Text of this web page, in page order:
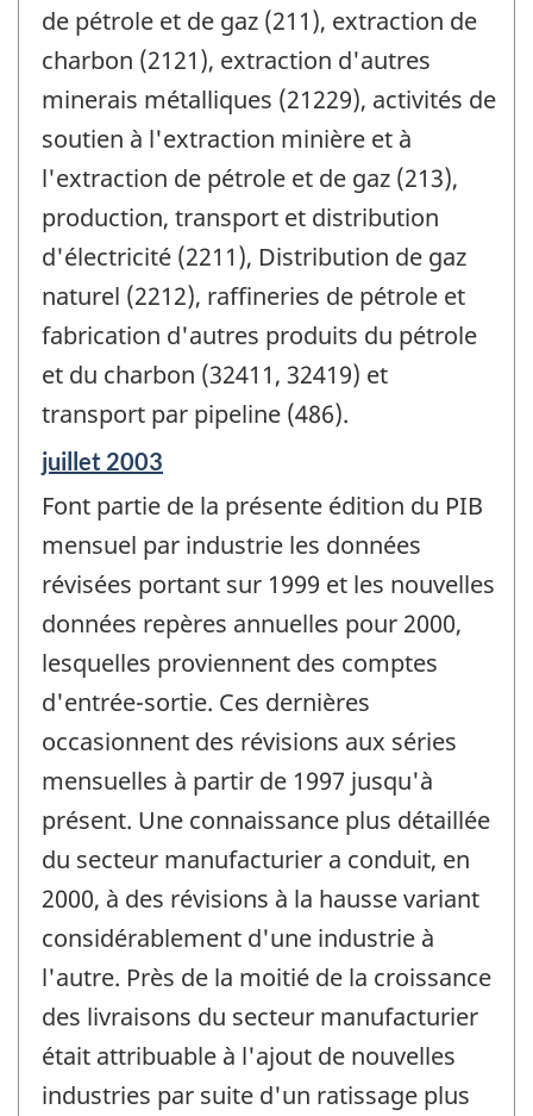
de pétrole et de gaz (211), extraction de
charbon (2121), extraction d'autres
minerais métalliques (21229), activités de
soutien à l'extraction minière et à
l'extraction de pétrole et de gaz (213),
production, transport et distribution
d'électricité (2211), Distribution de gaz
naturel (2212), raffineries de pétrole et
fabrication d'autres produits du pétrole
et du charbon (32411, 32419) et
transport par pipeline (486).
Période
référence
de
changement
-
juillet 2003
Font partie de la présente édition du PIB
mensuel par industrie les données
révisées portant sur 1999 et les nouvelles
données repères annuelles pour 2000,
lesquelles proviennent des comptes
d'entrée-sortie. Ces dernières
occasionnent des révisions aux séries
mensuelles à partir de 1997 jusqu'à
présent. Une connaissance plus détaillée
du secteur manufacturier a conduit, en
2000, à des révisions à la hausse variant
considérablement d'une industrie à
l'autre. Près de la moitié de la croissance
des livraisons du secteur manufacturier
était attribuable à l'ajout de nouvelles
industries par suite d'un ratissage plus